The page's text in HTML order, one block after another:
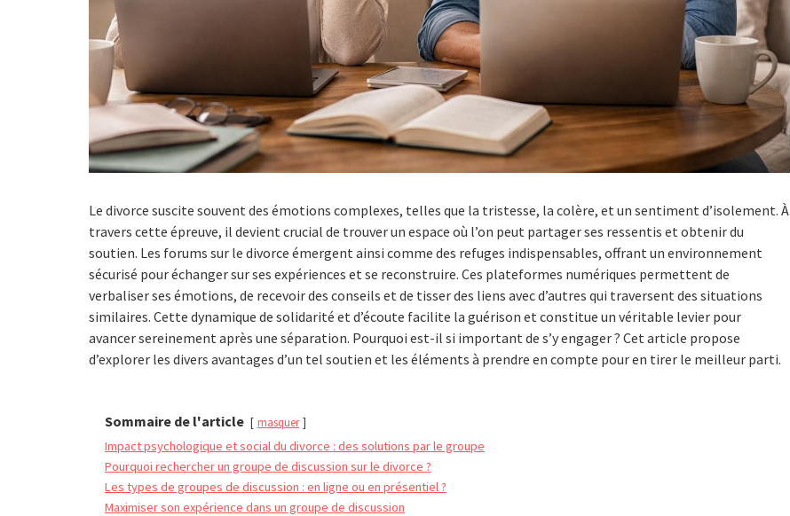
Le divorce suscite souvent des émotions complexes, telles que la tristesse, la colère, et un sentiment d’isolement. À
travers cette épreuve, il devient crucial de trouver un espace où l’on peut partager ses ressentis et obtenir du
soutien. Les forums sur le divorce émergent ainsi comme des refuges indispensables, offrant un environnement
sécurisé pour échanger sur ses expériences et se reconstruire. Ces plateformes numériques permettent de
verbaliser ses émotions, de recevoir des conseils et de tisser des liens avec d’autres qui traversent des situations
similaires. Cette dynamique de solidarité et d’écoute facilite la guérison et constitue un véritable levier pour
avancer sereinement après une séparation. Pourquoi est-il si important de s’y engager ? Cet article propose
d’explorer les divers avantages d’un tel soutien et les éléments à prendre en compte pour en tirer le meilleur parti.
Sommaire de l'article masquer
Impact psychologique et social du divorce : des solutions par le groupe
Pourquoi rechercher un groupe de discussion sur le divorce ?
Les types de groupes de discussion : en ligne ou en présentiel ?
Maximiser son expérience dans un groupe de discussion